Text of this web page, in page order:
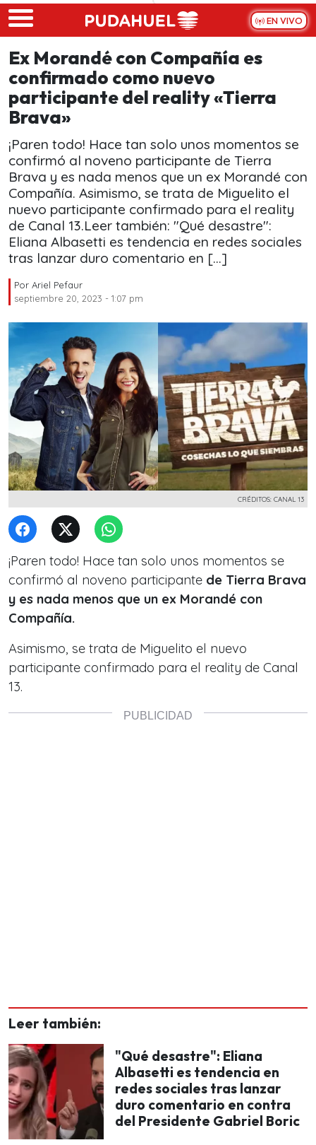
Skip to main content
EN VIVO
Ex Morandé con Compañía es
confirmado como nuevo
participante del reality «Tierra
Brava»
¡Paren todo! Hace tan solo unos momentos se
confirmó al noveno participante de Tierra
Brava y es nada menos que un ex Morandé con
Compañía. Asimismo, se trata de Miguelito el
nuevo participante confirmado para el reality
de Canal 13.Leer también: "Qué desastre":
Eliana Albasetti es tendencia en redes sociales
tras lanzar duro comentario en […]
Por Ariel Pefaur
septiembre 20, 2023 - 1:07 pm
CRÉDITOS: CANAL 13
¡Paren todo! Hace tan solo unos momentos se
confirmó al noveno participante de Tierra Brava
y es nada menos que un ex Morandé con
Compañía.
Asimismo, se trata de Miguelito el nuevo
participante confirmado para el reality de Canal
13.
Leer también:
"Qué desastre": Eliana
Albasetti es tendencia en
redes sociales tras lanzar
duro comentario en contra
del Presidente Gabriel Boric